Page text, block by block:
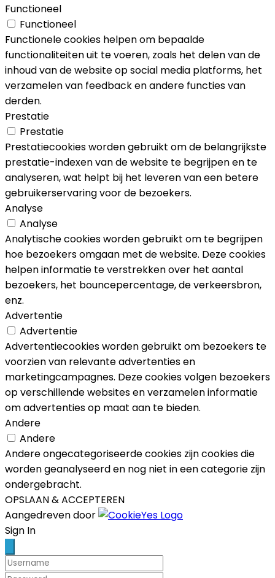
Functioneel
Functioneel
Functionele cookies helpen om bepaalde
functionaliteiten uit te voeren, zoals het delen van de
inhoud van de website op social media platforms, het
verzamelen van feedback en andere functies van
derden.
Prestatie
Prestatie
Prestatiecookies worden gebruikt om de belangrijkste
prestatie-indexen van de website te begrijpen en te
analyseren, wat helpt bij het leveren van een betere
gebruikerservaring voor de bezoekers.
Analyse
Analyse
Analytische cookies worden gebruikt om te begrijpen
hoe bezoekers omgaan met de website. Deze cookies
helpen informatie te verstrekken over het aantal
bezoekers, het bouncepercentage, de verkeersbron,
enz.
Advertentie
Advertentie
Advertentiecookies worden gebruikt om bezoekers te
voorzien van relevante advertenties en
marketingcampagnes. Deze cookies volgen bezoekers
op verschillende websites en verzamelen informatie
om advertenties op maat aan te bieden.
Andere
Andere
Andere ongecategoriseerde cookies zijn cookies die
worden geanalyseerd en nog niet in een categorie zijn
ondergebracht.
OPSLAAN & ACCEPTEREN
Aangedreven door
Scroll
Sign In